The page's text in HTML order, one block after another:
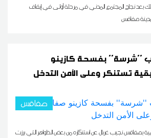
بعد نجاح المجتمع المدني في مرحلة أولى في إيقاف
صفاقس
''شرسة'' بفسحة كازينو
تستنكر وعلى الأمن التدخل
صفاقس
بصفاقس نجيب غربال عن استنكاره من بعض الظواهر التي برزت